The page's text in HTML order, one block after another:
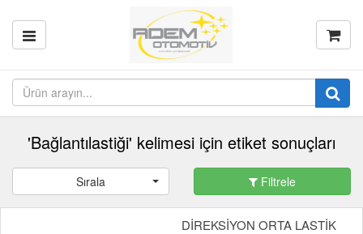
'Bağlantılastiği' kelimesi için etiket sonuçları
Sırala Filtrele
DİREKSİYON ORTA LASTİK